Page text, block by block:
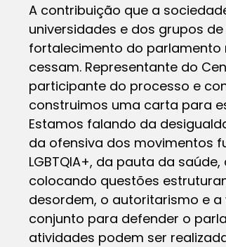
A contribuição que a
universidades e dos grupos
fortalecimento do parlamento
cessam. Representante do
participante do processo e
construimos uma carta para
Estamos falando da
da ofensiva dos movimentos
LGBTQIA+, da pauta da
colocando questões
desordem, o autoritarismo e
conjunto para defender o
atividades podem ser